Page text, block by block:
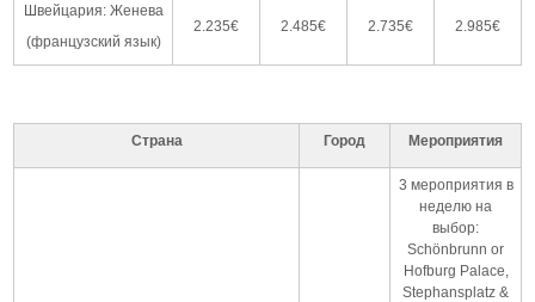
Швейцария: Женева
(французский язык)
2.235€ 2.485€ 2.735€ 2.985€
Страна Город Мероприятия
3 мероприятия в
неделю на
выбор:
Schönbrunn or
Hofburg Palace,
Stephansplatz &